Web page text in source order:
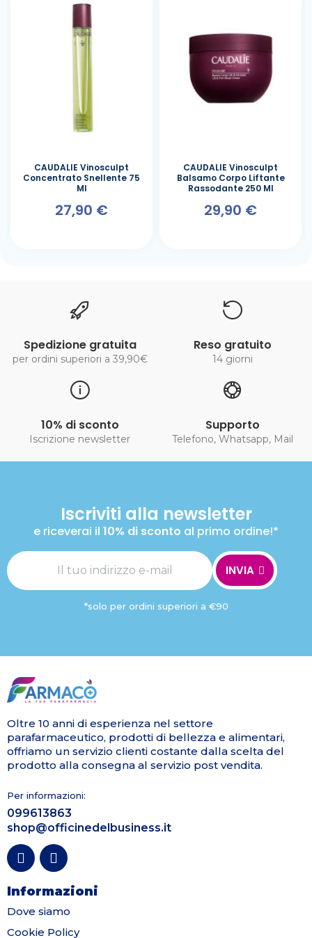
CAUDALIE Vinosculpt
Concentrato Snellente 75
Ml
27,90 €
CAUDALIE Vinosculpt
Balsamo Corpo Liftante
Rassodante 250 Ml
29,90 €
Spedizione gratuita
per ordini superiori a 39,90€
Reso gratuito
14 giorni
10% di sconto
Iscrizione newsletter
Supporto
Telefono, Whatsapp, Mail
Iscriviti alla newsletter
e riceverai il 10% di sconto al primo ordine!*
INVIA
*solo per ordini superiori a €90
Oltre 10 anni di esperienza nel settore
parafarmaceutico, prodotti di bellezza e alimentari,
offriamo un servizio clienti costante dalla scelta del
prodotto alla consegna al servizio post vendita.
Per informazioni:
099613863
shop@officinedelbusiness.it
Informazioni
Dove siamo
Cookie Policy